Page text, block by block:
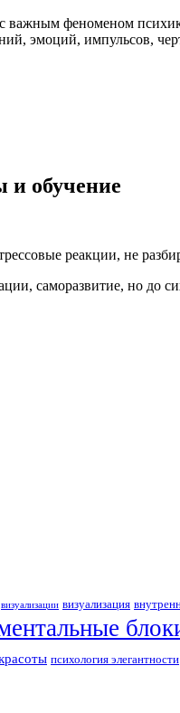
важным феноменом
эмоций, импульсов,
обучение
реакции, не
саморазвитие, но до
визуализации визуализация
психология элегантности